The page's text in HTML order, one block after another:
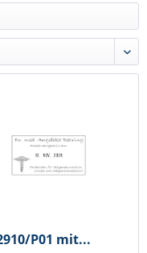
P01 mit...